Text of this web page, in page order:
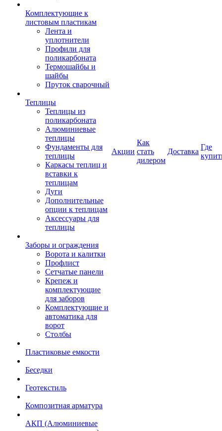
Комплектующие к
листовым пластикам
Лента и
уплотнители
Профили для
поликарбоната
Термошайбы и
шайбы
Пруток сварочный
Теплицы
Теплицы из
поликарбоната
Алюминиевые
теплицы
Фундаменты для
теплицы
Каркасы теплиц и
вставки к
теплицам
Дуги
Дополнительные
опции к теплицам
Аксессуары для
теплицы
Заборы и ограждения
Ворота и калитки
Профлист
Сетчатые панели
Крепеж и
комплектующие
для заборов
Комплектующие и
автоматика для
ворот
Столбы
Пластиковые емкости
Беседки
Геотекстиль
Композитная арматура
АКП (Алюминиевые
Акции
Как
стать
дилером
Доставка
Где